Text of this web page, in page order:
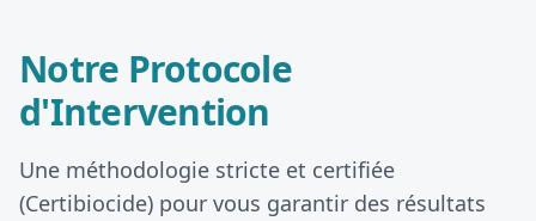
Notre Protocole
d'Intervention
Une méthodologie stricte et certifiée
(Certibiocide) pour vous garantir des résultats